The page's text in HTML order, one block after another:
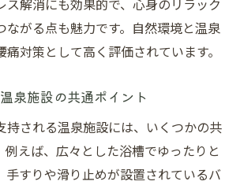
泉での腰痛予防入浴術を伝授
に役立つ温泉入浴のタイミング
で腰痛対策を効果的に行うコツ
む方必見の入浴習慣の作り方
衆浴場を活用した腰痛ケア法解説
で腰痛改善を目指す利用ポイント
ス解消にも効果的で、心身のリラック
ながる点も魅力です。自然環境と温泉
対策として高く評価されています。
泉施設の共通ポイント
持される温泉施設には、いくつかの共
例えば、広々とした浴槽でゆったりと
手すりや滑り止めが設置されているバ